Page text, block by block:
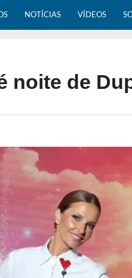
NOTÍCIAS VÍDEOS
noite de